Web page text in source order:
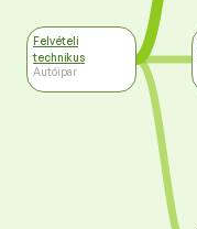
Felvételi
technikus
Autóipar